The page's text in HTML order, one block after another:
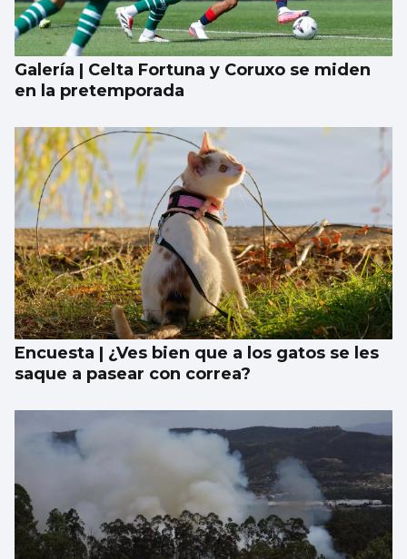
y cuatro de cada diez no las cobran
Galería | Celta Fortuna y Coruxo se miden
en la pretemporada
Encuesta | ¿Ves bien que a los gatos se les
saque a pasear con correa?